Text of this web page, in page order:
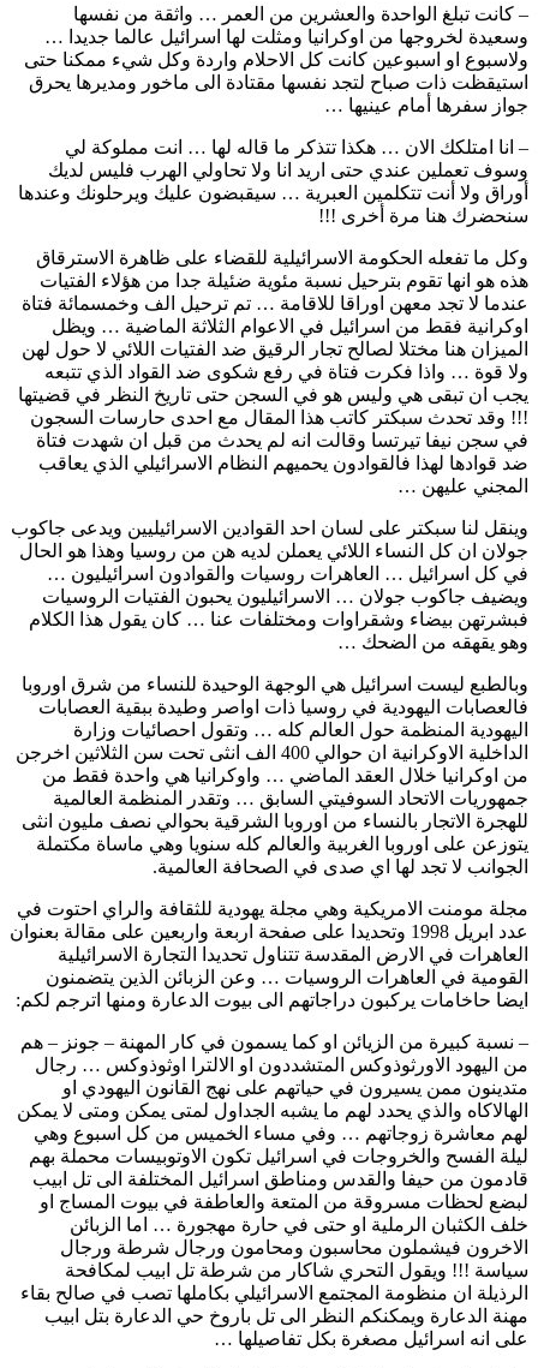
– كانت تبلغ الواحدة والعشرين من العمر … واثقة من نفسها
وسعيدة لخروجها من اوكرانيا ومثلت لها اسرائيل عالما جديدا …
ولاسبوع او اسبوعين كانت كل الاحلام واردة وكل شيء ممكنا حتى
استيقظت ذات صباح لتجد نفسها مقتادة الى ماخور ومديرها يحرق
جواز سفرها أمام عينيها …
– انا امتلكك الان … هكذا تتذكر ما قاله لها … انت مملوكة لي
وسوف تعملين عندي حتى اريد انا ولا تحاولي الهرب فليس لديك
أوراق ولا أنت تتكلمين العبرية … سيقبضون عليك ويرحلونك وعندها
سنحضرك هنا مرة أخرى !!!
وكل ما تفعله الحكومة الاسرائيلية للقضاء على ظاهرة الاسترقاق
هذه هو انها تقوم بترحيل نسبة مئوية ضئيلة جدا من هؤلاء الفتيات
عندما لا تجد معهن اوراقا للاقامة … تم ترحيل الف وخمسمائة فتاة
اوكرانية فقط من اسرائيل في الاعوام الثلاثة الماضية … ويظل
الميزان هنا مختلا لصالح تجار الرقيق ضد الفتيات اللائي لا حول لهن
ولا قوة … واذا فكرت فتاة في رفع شكوى ضد القواد الذي تتبعه
يجب ان تبقى هي وليس هو في السجن حتى تاريخ النظر في قضيتها
!!! وقد تحدث سبكتر كاتب هذا المقال مع احدى حارسات السجون
في سجن نيفا تيرتسا وقالت انه لم يحدث من قبل ان شهدت فتاة
ضد قوادها لهذا فالقوادون يحميهم النظام الاسرائيلي الذي يعاقب
المجني عليهن …
وينقل لنا سبكتر على لسان احد القوادين الاسرائيليين ويدعى جاكوب
جولان ان كل النساء اللائي يعملن لديه هن من روسيا وهذا هو الحال
في كل اسرائيل … العاهرات روسيات والقوادون اسرائيليون …
ويضيف جاكوب جولان … الاسرائيليون يحبون الفتيات الروسيات
فبشرتهن بيضاء وشقراوات ومختلفات عنا … كان يقول هذا الكلام
وهو يقهقه من الضحك …
وبالطبع ليست اسرائيل هي الوجهة الوحيدة للنساء من شرق اوروبا
فالعصابات اليهودية في روسيا ذات اواصر وطيدة ببقية العصابات
اليهودية المنظمة حول العالم كله … وتقول احصائيات وزارة
الداخلية الاوكرانية ان حوالي 400 الف انثى تحت سن الثلاثين اخرجن
من اوكرانيا خلال العقد الماضي … واوكرانيا هي واحدة فقط من
جمهوريات الاتحاد السوفيتي السابق … وتقدر المنظمة العالمية
للهجرة الاتجار بالنساء من اوروبا الشرقية بحوالي نصف مليون انثى
يتوزعن على اوروبا الغربية والعالم كله سنويا وهي ماساة مكتملة
الجوانب لا تجد لها اي صدى في الصحافة العالمية.
مجلة مومنت الامريكية وهي مجلة يهودية للثقافة والراي احتوت في
عدد ابريل 1998 وتحديدا على صفحة اربعة واربعين على مقالة بعنوان
العاهرات في الارض المقدسة تتناول تحديدا التجارة الاسرائيلية
القومية في العاهرات الروسيات … وعن الزبائن الذين يتضمنون
ايضا حاخامات يركبون دراجاتهم الى بيوت الدعارة ومنها اترجم لكم:
– نسبة كبيرة من الزيائن او كما يسمون في كار المهنة – جونز – هم
من اليهود الاورثوذوكس المتشددون او الالترا اوثوذوكس … رجال
متدينون ممن يسيرون في حياتهم على نهج القانون اليهودي او
الهالاكاه والذي يحدد لهم ما يشبه الجداول لمتى يمكن ومتى لا يمكن
لهم معاشرة زوجاتهم … وفي مساء الخميس من كل اسبوع وهي
ليلة الفسح والخروجات في اسرائيل تكون الاوتوبيسات محملة بهم
قادمون من حيفا والقدس ومناطق اسرائيل المختلفة الى تل ابيب
لبضع لحظات مسروقة من المتعة والعاطفة في بيوت المساج او
خلف الكثبان الرملية او حتى في حارة مهجورة … اما الزبائن
الاخرون فيشملون محاسبون ومحامون ورجال شرطة ورجال
سياسة !!! ويقول التحري شاكار من شرطة تل ابيب لمكافحة
الرذيلة ان منظومة المجتمع الاسرائيلي بكاملها تصب في صالح بقاء
مهنة الدعارة ويمكنكم النظر الى تل باروخ حي الدعارة بتل ابيب
على انه اسرائيل مصغرة بكل تفاصيلها …